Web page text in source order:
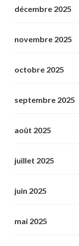
décembre 2025
novembre 2025
octobre 2025
septembre 2025
août 2025
juillet 2025
juin 2025
mai 2025